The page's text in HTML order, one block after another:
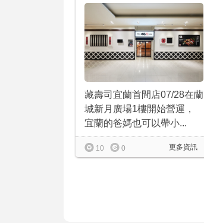
藏壽司宜蘭首間店07/28在蘭
城新月廣場1樓開始營運，
宜蘭的爸媽也可以帶小...
更多資訊
10 0